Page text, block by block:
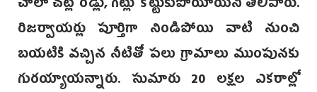
చాలా చోట్ల రోడ్లు, గట్లు కొట్టుకుపోయాయని తెలిపారు.
రిజర్వాయర్లు పూర్తిగా నిండిపోయి వాటి నుంచి
బయటికి వచ్చిన నీటితో పలు గ్రామాలు ముంపునకు
గురయ్యాయన్నారు. సుమారు 20 లక్షల ఎకరాల్లో